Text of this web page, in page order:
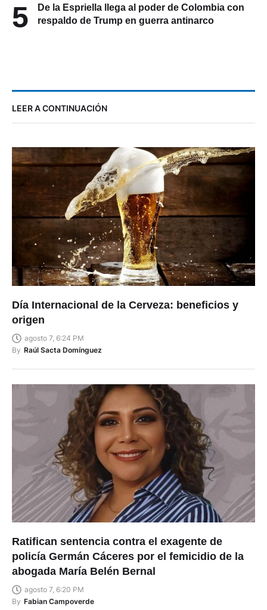
5
De la Espriella llega al poder de Colombia con
respaldo de Trump en guerra antinarco
LEER A CONTINUACIÓN
Día Internacional de la Cerveza: beneficios y
origen
agosto 7, 6:24 PM
By Raúl Sacta Domínguez
Ratifican sentencia contra el exagente de
policía Germán Cáceres por el femicidio de la
abogada María Belén Bernal
agosto 7, 6:20 PM
By Fabian Campoverde